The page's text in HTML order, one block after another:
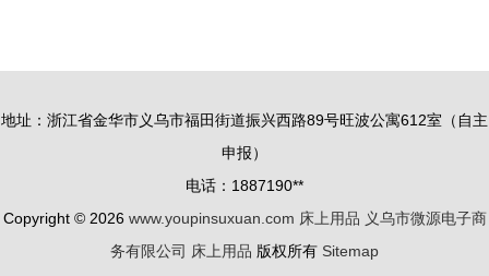
地址：浙江省金华市义乌市福田街道振兴西路89号旺波公寓612室（自主
申报）
电话：1887190**
Copyright © 2026 www.youpinsuxuan.com 床上用品 义乌市微源电子商
务有限公司 床上用品 版权所有 Sitemap